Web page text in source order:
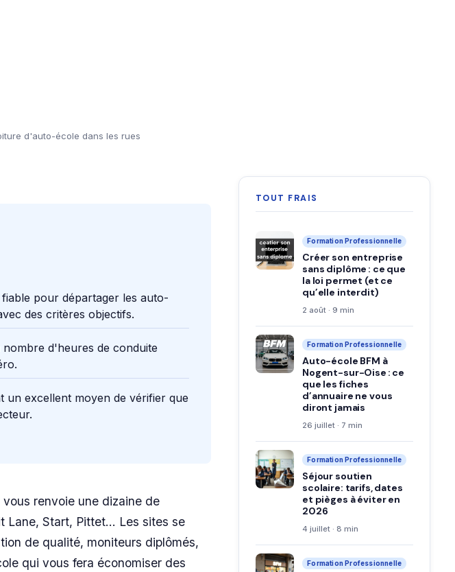
d'auto-école dans les rues
pour départager les auto-
des critères objectifs.
d'heures de conduite
un excellent moyen de vérifier que
renvoie une dizaine de
Lane, Start, Pittet… Les sites se
de qualité, moniteurs diplômés,
qui vous fera économiser des
TOUT FRAIS
Formation Professionnelle
Créer son entreprise
sans diplôme : ce que
la loi permet (et ce
qu’elle interdit)
2 août · 9 min
Formation Professionnelle
Auto-école BFM à
Nogent-sur-Oise : ce
que les fiches
d’annuaire ne vous
diront jamais
26 juillet · 7 min
Formation Professionnelle
Séjour soutien
scolaire: tarifs, dates
et pièges à éviter en
2026
4 juillet · 8 min
Formation Professionnelle